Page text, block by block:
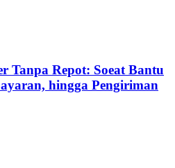
Tanpa Repot: Soeat Bantu
hingga Pengiriman